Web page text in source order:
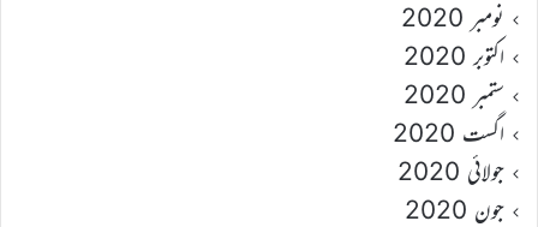
نومبر 2020
اکتوبر 2020
ستمبر 2020
اگست 2020
جولائی 2020
جون 2020